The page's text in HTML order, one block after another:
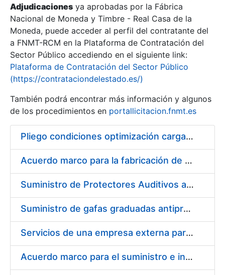
Adjudicaciones ya aprobadas por la Fábrica
Nacional de Moneda y Timbre - Real Casa de la
Moneda, puede acceder al perfil del contratante del
a FNMT-RCM en la Plataforma de Contratación del
Sector Público accediendo en el siguiente link:
Plataforma de Contratación del Sector Público
(https://contrataciondelestado.es/)
También podrá encontrar más información y algunos
de los procedimientos en portallicitacion.fnmt.es
Pliego condiciones optimización cargas compras firmado
Acuerdo marco para la fabricación de piezas
Suministro de Protectores Auditivos a medida para las personas trabajadoras de los Centros de Trabajo de Madrid y Burgos
Suministro de gafas graduadas antiproyecciones para los trabajadores de la FNMT-RCM en los centros de trabajo de Madrid y Burgos
Servicios de una empresa externa para el asesoramiento y resolución de los recursos de alzada que se presentan relacionados con procesos de selección para la FNMT-RCM
Acuerdo marco para el suministro e instalación de persianas, estores y otros complementos